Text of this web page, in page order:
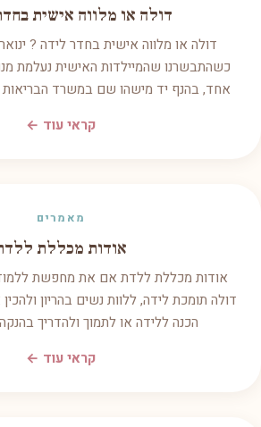
דולה או מלווה אישית
כשהתבשרנו שהמיילדות האישית נעלמת
אחד, בהנף יד מישהו שם במשרד
קראי עוד ←
מאמרים
אודות מכללת
אודות מכללת ללדת אם את מחפשת ללמוד
דולה תומכת לידה, ללוות נשים בהריון
הכנה ללידה או לתמוך ולהדריך
קראי עוד ←